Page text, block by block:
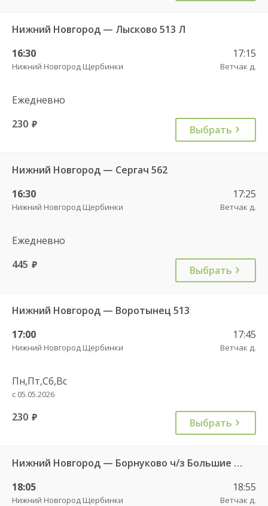
Нижний Новгород — Лысково 513 Л
16:30
Нижний Новгород Щербинки
17:15
Ветчак д.
Ежедневно
230 руб. Выбрать
Нижний Новгород — Сергач 562
16:30
Нижний Новгород Щербинки
17:25
Ветчак д.
Ежедневно
445 руб. Выбрать
Нижний Новгород — Воротынец 513
17:00
Нижний Новгород Щербинки
17:45
Ветчак д.
Пн,Пт,Сб,Вс
с 05.05.2026
230 руб. Выбрать
Нижний Новгород — Борнуково ч/з Большие Бакалды 535А
18:05
Нижний Новгород Щербинки
18:55
Ветчак д.